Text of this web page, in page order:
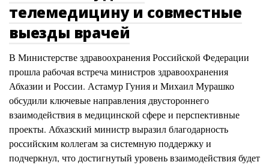
телемедицину и совместные
выезды врачей
В Министерстве здравоохранения Российской Федерации
прошла рабочая встреча министров здравоохранения
Абхазии и России. Астамур Гуния и Михаил Мурашко
обсудили ключевые направления двустороннего
взаимодействия в медицинской сфере и перспективные
проекты. Абхазский министр выразил благодарность
российским коллегам за системную поддержку и
подчеркнул, что достигнутый уровень взаимодействия будет